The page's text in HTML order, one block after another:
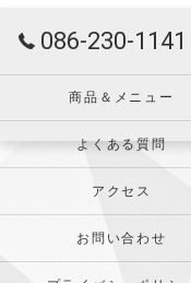
086-230-1141
商品＆メニュー
よくある質問
アクセス
お問い合わせ